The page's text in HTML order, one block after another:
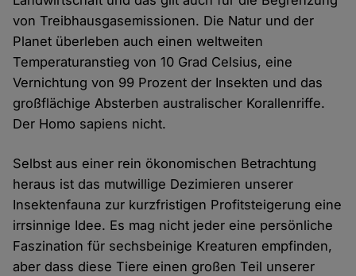
von Treibhausgasemissionen. Die Natur und der
Planet überleben auch einen weltweiten
Temperaturanstieg von 10 Grad Celsius, eine
Vernichtung von 99 Prozent der Insekten und das
großflächige Absterben australischer Korallenriffe.
Der Homo sapiens nicht.
Selbst aus einer rein ökonomischen Betrachtung
heraus ist das mutwillige Dezimieren unserer
Insektenfauna zur kurzfristigen Profitsteigerung eine
irrsinnige Idee. Es mag nicht jeder eine persönliche
Faszination für sechsbeinige Kreaturen empfinden,
aber dass diese Tiere einen großen Teil unserer